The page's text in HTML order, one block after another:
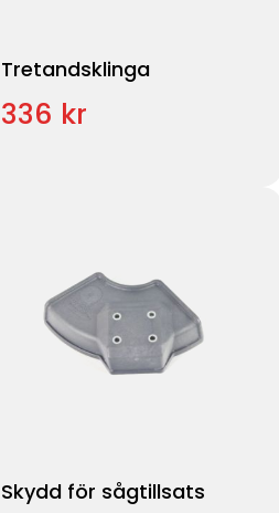
Tretandsklinga
336 kr
Skydd för sågtillsats